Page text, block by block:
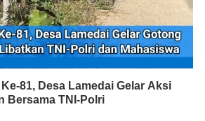
81, Desa Lamedai Gelar Aksi
Bersama TNI-Polri